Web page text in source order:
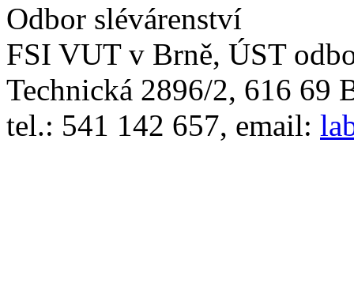
Odbor slévárenství
FSI VUT v Brně, ÚST
Technická 2896/2, 616 69
tel.: 541 142 657, email: